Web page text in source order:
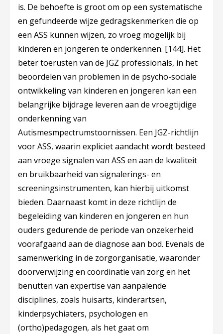
is. De behoefte is groot om op een systematische
en gefundeerde wijze gedragskenmerken die op
een ASS kunnen wijzen, zo vroeg mogelijk bij
kinderen en jongeren te onderkennen. [144]. Het
beter toerusten van de JGZ professionals, in het
beoordelen van problemen in de psycho-sociale
ontwikkeling van kinderen en jongeren kan een
belangrijke bijdrage leveren aan de vroegtijdige
onderkenning van
Autismesmpectrumstoornissen. Een JGZ-richtlijn
voor ASS, waarin expliciet aandacht wordt besteed
aan vroege signalen van ASS en aan de kwaliteit
en bruikbaarheid van signalerings- en
screeningsinstrumenten, kan hierbij uitkomst
bieden. Daarnaast komt in deze richtlijn de
begeleiding van kinderen en jongeren en hun
ouders gedurende de periode van onzekerheid
voorafgaand aan de diagnose aan bod. Evenals de
samenwerking in de zorgorganisatie, waaronder
doorverwijzing en coördinatie van zorg en het
benutten van expertise van aanpalende
disciplines, zoals huisarts, kinderartsen,
kinderpsychiaters, psychologen en
(ortho)pedagogen, als het gaat om